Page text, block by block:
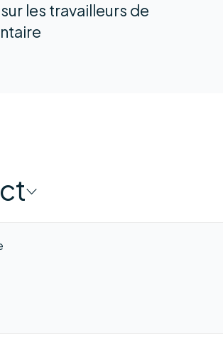
les travailleurs de